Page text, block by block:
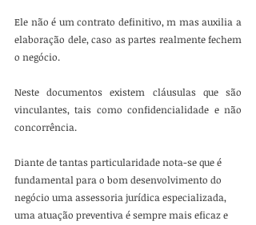
Ele não é um contrato definitivo, m mas auxilia a
elaboração dele, caso as partes realmente fechem
o negócio.
Neste documentos existem cláusulas que são
vinculantes, tais como confidencialidade e não
concorrência.
Diante de tantas particularidade nota-se que é
fundamental para o bom desenvolvimento do
negócio uma assessoria jurídica especializada,
uma atuação preventiva é sempre mais eficaz e